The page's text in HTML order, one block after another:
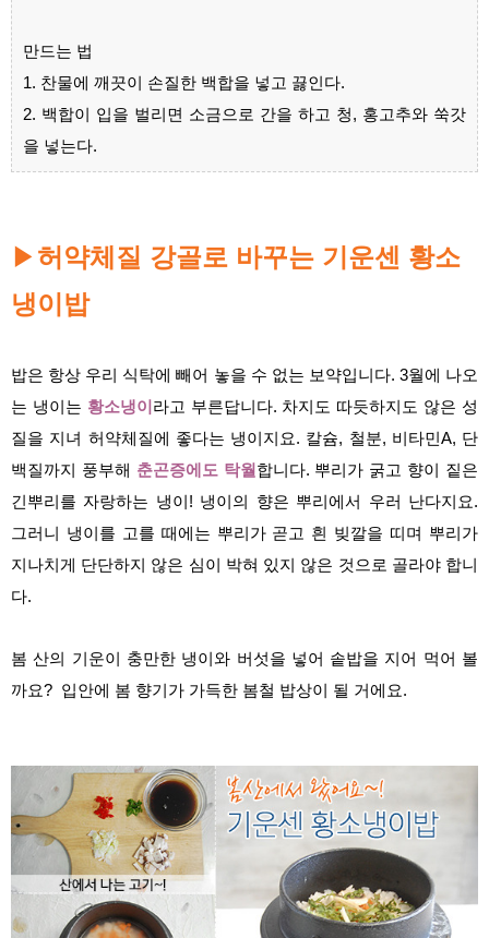
만드는 법
1. 찬물에 깨끗이 손질한 백합을 넣고 끓인다.
2. 백합이 입을 벌리면 소금으로 간을 하고 청, 홍고추와 쑥갓
을 넣는다.
▶허약체질 강골로 바꾸는 기운센 황소
냉이밥
밥은 항상 우리 식탁에 빼어 놓을 수 없는 보약입니다. 3월에 나오
는 냉이는 황소냉이 라고 부른답니다. 차지도 따듯하지도 않은 성
질을 지녀 허약체질에 좋다는 냉이지요. 칼슘, 철분, 비타민A, 단
백질까지 풍부해 춘곤증에도 탁월 합니다. 뿌리가 굵고 향이 짙은
긴뿌리를 자랑하는 냉이! 냉이의 향은 뿌리에서 우러 난다지요.
그러니 냉이를 고를 때에는 뿌리가 곧고 흰 빚깔을 띠며 뿌리가
지나치게 단단하지 않은 심이 박혀 있지 않은 것으로 골라야 합니
다.
봄 산의 기운이 충만한 냉이와 버섯을 넣어 솥밥을 지어 먹어 볼
까요? 입안에 봄 향기가 가득한 봄철 밥상이 될 거에요.